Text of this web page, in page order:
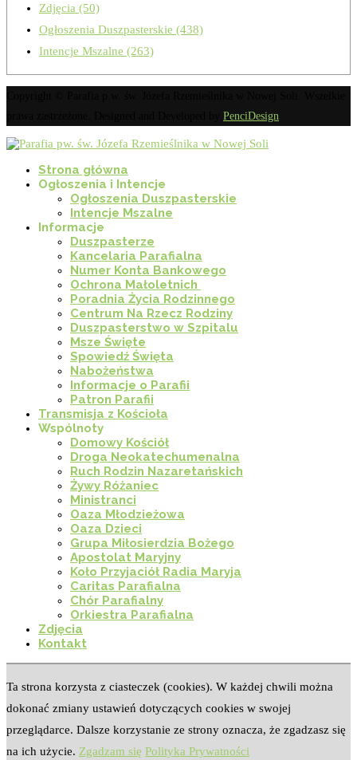
Zdjęcia (50)
Ogłoszenia Duszpasterskie (438)
Intencje Mszalne (263)
PenciDesign
Strona główna
Ogłoszenia i Intencje
Ogłoszenia Duszpasterskie
Intencje Mszalne
Informacje
Duszpasterze
Kancelaria Parafialna
Numer Konta Bankowego
Ochrona Małoletnich
Poradnia Życia Rodzinnego
Centrum Na Rzecz Rodziny
Duszpasterstwo w Szpitalu
Msze Święte
Spowiedź Święta
Nabożeństwa
Informacje o Parafii
Patron Parafii
Transmisja z Kościoła
Wspólnoty
Domowy Kościół
Droga Neokatechumenalna
Ruch Rodzin Nazaretańskich
Żywy Różaniec
Ministranci
Oaza Młodzieżowa
Oaza Dzieci
Grupa Miłosierdzia Bożego
Apostolat Maryjny
Koło Przyjaciół Radia Maryja
Caritas Parafialna
Chór Parafialny
Orkiestra Parafialna
Zdjęcia
Kontakt
Ta strona korzysta z ciasteczek (cookies). W każdej chwili można
dokonać zmiany ustawień dotyczących cookies w swojej
przeglądarce. Dalsze korzystanie ze strony oznacza, że zgadzasz się
na ich użycie. Zgadzam się Polityka Prywatności